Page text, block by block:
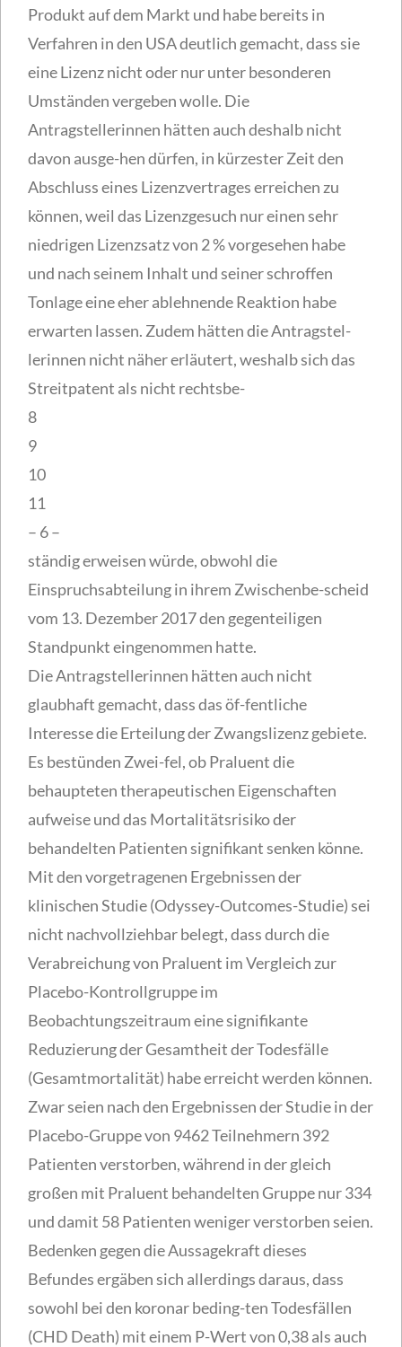
Produkt auf dem Markt und habe bereits in
Verfahren in den USA deutlich gemacht, dass sie
eine Lizenz nicht oder nur unter besonderen
Umständen vergeben wolle. Die
Antragstellerinnen hätten auch deshalb nicht
davon ausge-hen dürfen, in kürzester Zeit den
Abschluss eines Lizenzvertrages erreichen zu
können, weil das Lizenzgesuch nur einen sehr
niedrigen Lizenzsatz von 2 % vorgesehen habe
und nach seinem Inhalt und seiner schroffen
Tonlage eine eher ablehnende Reaktion habe
erwarten lassen. Zudem hätten die Antragstel-
lerinnen nicht näher erläutert, weshalb sich das
Streitpatent als nicht rechtsbe-
8
9
10
11
– 6 –
ständig erweisen würde, obwohl die
Einspruchsabteilung in ihrem Zwischenbe-scheid
vom 13. Dezember 2017 den gegenteiligen
Standpunkt eingenommen hatte.
Die Antragstellerinnen hätten auch nicht
glaubhaft gemacht, dass das öf-fentliche
Interesse die Erteilung der Zwangslizenz gebiete.
Es bestünden Zwei-fel, ob Praluent die
behaupteten therapeutischen Eigenschaften
aufweise und das Mortalitätsrisiko der
behandelten Patienten signifikant senken könne.
Mit den vorgetragenen Ergebnissen der
klinischen Studie (Odyssey-Outcomes-Studie) sei
nicht nachvollziehbar belegt, dass durch die
Verabreichung von Praluent im Vergleich zur
Placebo-Kontrollgruppe im
Beobachtungszeitraum eine signifikante
Reduzierung der Gesamtheit der Todesfälle
(Gesamtmortalität) habe erreicht werden können.
Zwar seien nach den Ergebnissen der Studie in der
Placebo-Gruppe von 9462 Teilnehmern 392
Patienten verstorben, während in der gleich
großen mit Praluent behandelten Gruppe nur 334
und damit 58 Patienten weniger verstorben seien.
Bedenken gegen die Aussagekraft dieses
Befundes ergäben sich allerdings daraus, dass
sowohl bei den koronar beding-ten Todesfällen
(CHD Death) mit einem P-Wert von 0,38 als auch